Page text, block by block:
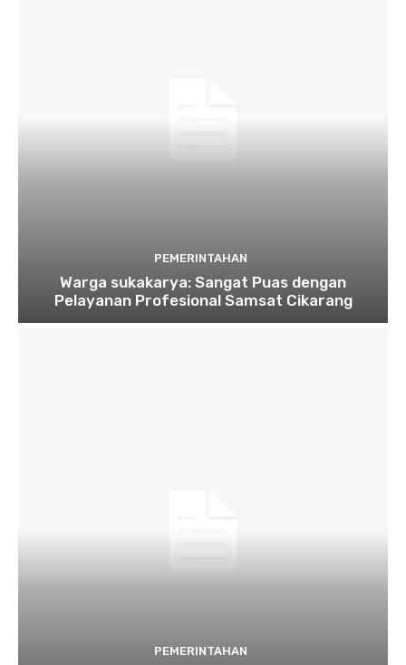
PEMERINTAHAN
Warga sukakarya: Sangat Puas dengan
Pelayanan Profesional Samsat Cikarang
PEMERINTAHAN